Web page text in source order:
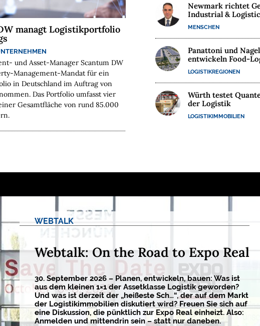
managt Logistikportfolio
und Asset-Manager Scantum DW
Management-Mandat für ein
in Deutschland im Auftrag von
Das Portfolio umfasst vier
Gesamtfläche von rund 85.000
Newmark richtet
Industrial &
MENSCHEN
Panattoni und
entwickeln Food-
LOGISTIKREGIONEN
Würth testet
der Logistik
LOGISTIKIMMOBILIEN
WEBTALK
Webtalk: On the Road to Expo Real
30. September 2026 – Planen, entwickeln, bauen: Was ist
aus dem kleinen 1×1 der Assetklasse Logistik geworden?
Und was ist derzeit der „heißeste Sch…“, der auf dem Markt
der Logistikimmobilien diskutiert wird? Freuen Sie sich auf
eine Diskussion, die pünktlich zur Expo Real einheizt. Also:
Anmelden und mittendrin sein – statt nur daneben.